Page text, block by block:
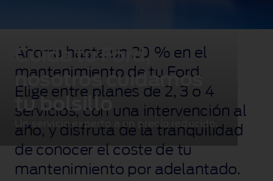
Cuida tu Ford,
nosotros cuidamos
tu bolsillo
Un servicio experto a un precio reducido.
Ahorra hasta un 20 % en el
mantenimiento de tu Ford.
Elige entre planes de 2, 3 o 4
servicios, con una intervención al
año, y disfruta de la tranquilidad
de conocer el coste de tu
mantenimiento por adelantado.